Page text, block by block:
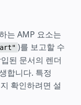
는 AMP 요소는
)를 보고할 수
된 문서의 렌더
합니다. 특정
확인하려면 설